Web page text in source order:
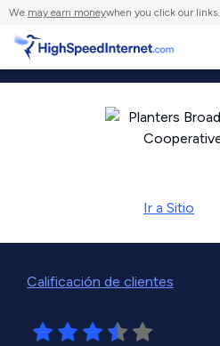
We may earn moneywhen you click our links.
Ir a Sitio
Calificación de clientes